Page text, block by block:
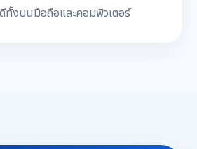
ทั้งบนมือถือและคอมพิวเตอร์